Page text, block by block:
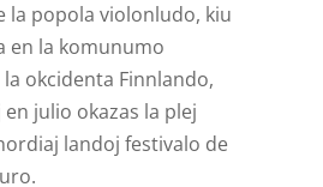
la popola violonludo, kiu
en la komunumo
okcidenta Finnlando,
julio okazas la plej
landoj festivalo de